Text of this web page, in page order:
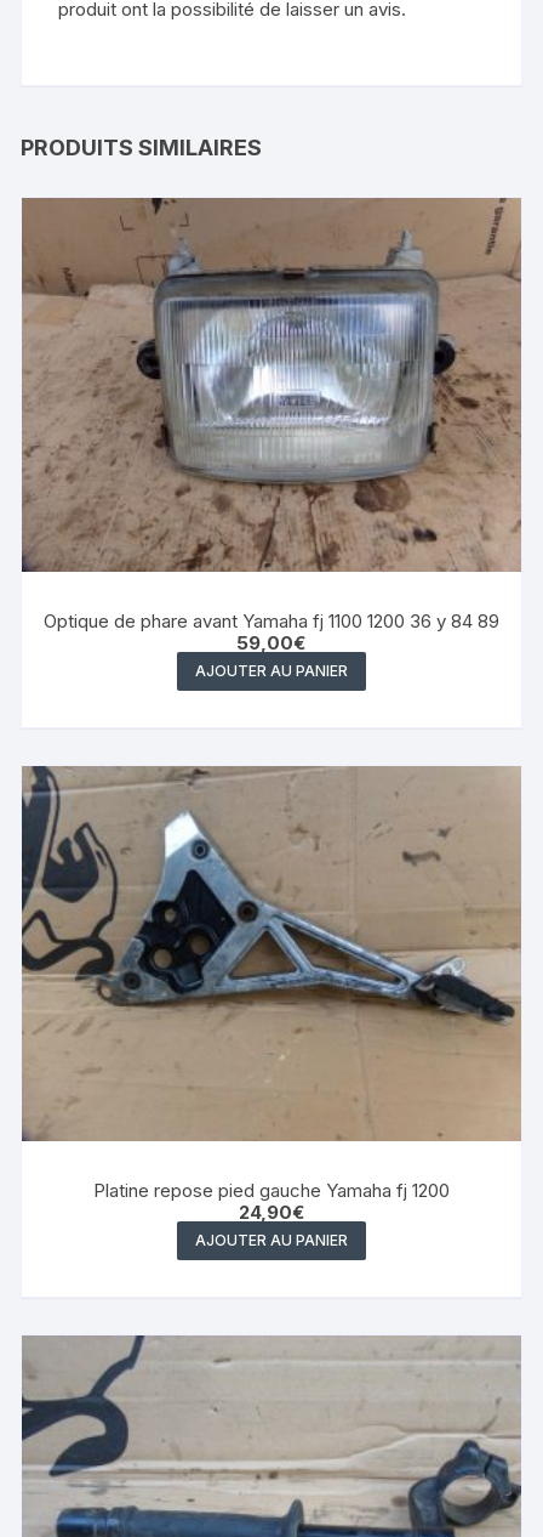
produit ont la possibilité de laisser un avis.
PRODUITS SIMILAIRES
Optique de phare avant Yamaha fj 1100 1200 36 y 84 89
59,00€
AJOUTER AU PANIER
Platine repose pied gauche Yamaha fj 1200
24,90€
AJOUTER AU PANIER